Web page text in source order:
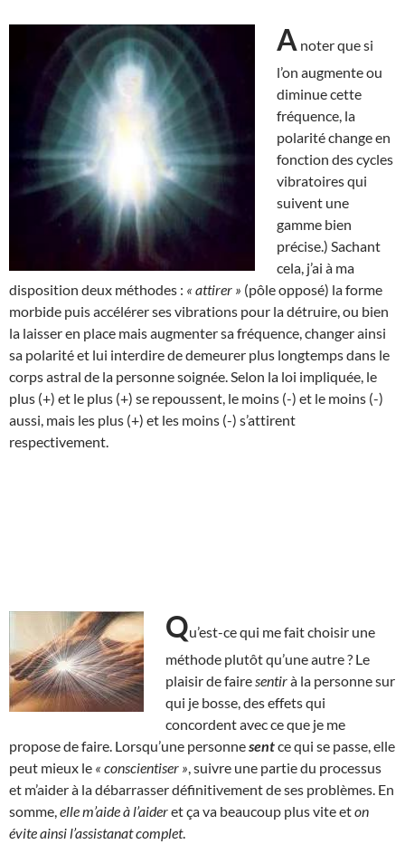
A noter que si
l’on augmente ou
diminue cette
fréquence, la
polarité change en
fonction des cycles
vibratoires qui
suivent une
gamme bien
précise.) Sachant
cela, j’ai à ma
disposition deux méthodes : « attirer » (pôle opposé) la forme
morbide puis accélérer ses vibrations pour la détruire, ou bien
la laisser en place mais augmenter sa fréquence, changer ainsi
sa polarité et lui interdire de demeurer plus longtemps dans le
corps astral de la personne soignée. Selon la loi impliquée, le
plus (+) et le plus (+) se repoussent, le moins (-) et le moins (-)
aussi, mais les plus (+) et les moins (-) s’attirent
respectivement.
Qu’est-ce qui me fait choisir une
méthode plutôt qu’une autre ? Le
plaisir de faire sentirà la personne sur
qui je bosse, des effets qui
concordent avec ce que je me
propose de faire. Lorsqu’une personnesentce qui se passe, elle
peut mieux le « conscientiser » , suivre une partie du processus
et m’aider à la débarrasser définitivement de ses problèmes. En
somme, elle m’aide à l’aideret ça va beaucoup plus vite eton
évite ainsi l’assistanat complet.